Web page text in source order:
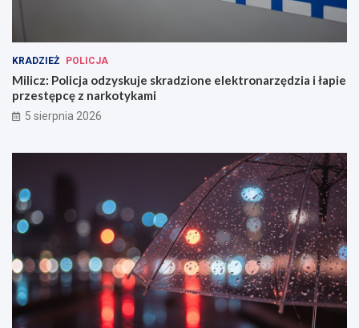
KRADZIEŻ POLICJA
Milicz: Policja odzyskuje skradzione elektronarzędzia i łapie
przestępcę z narkotykami
5 sierpnia 2026